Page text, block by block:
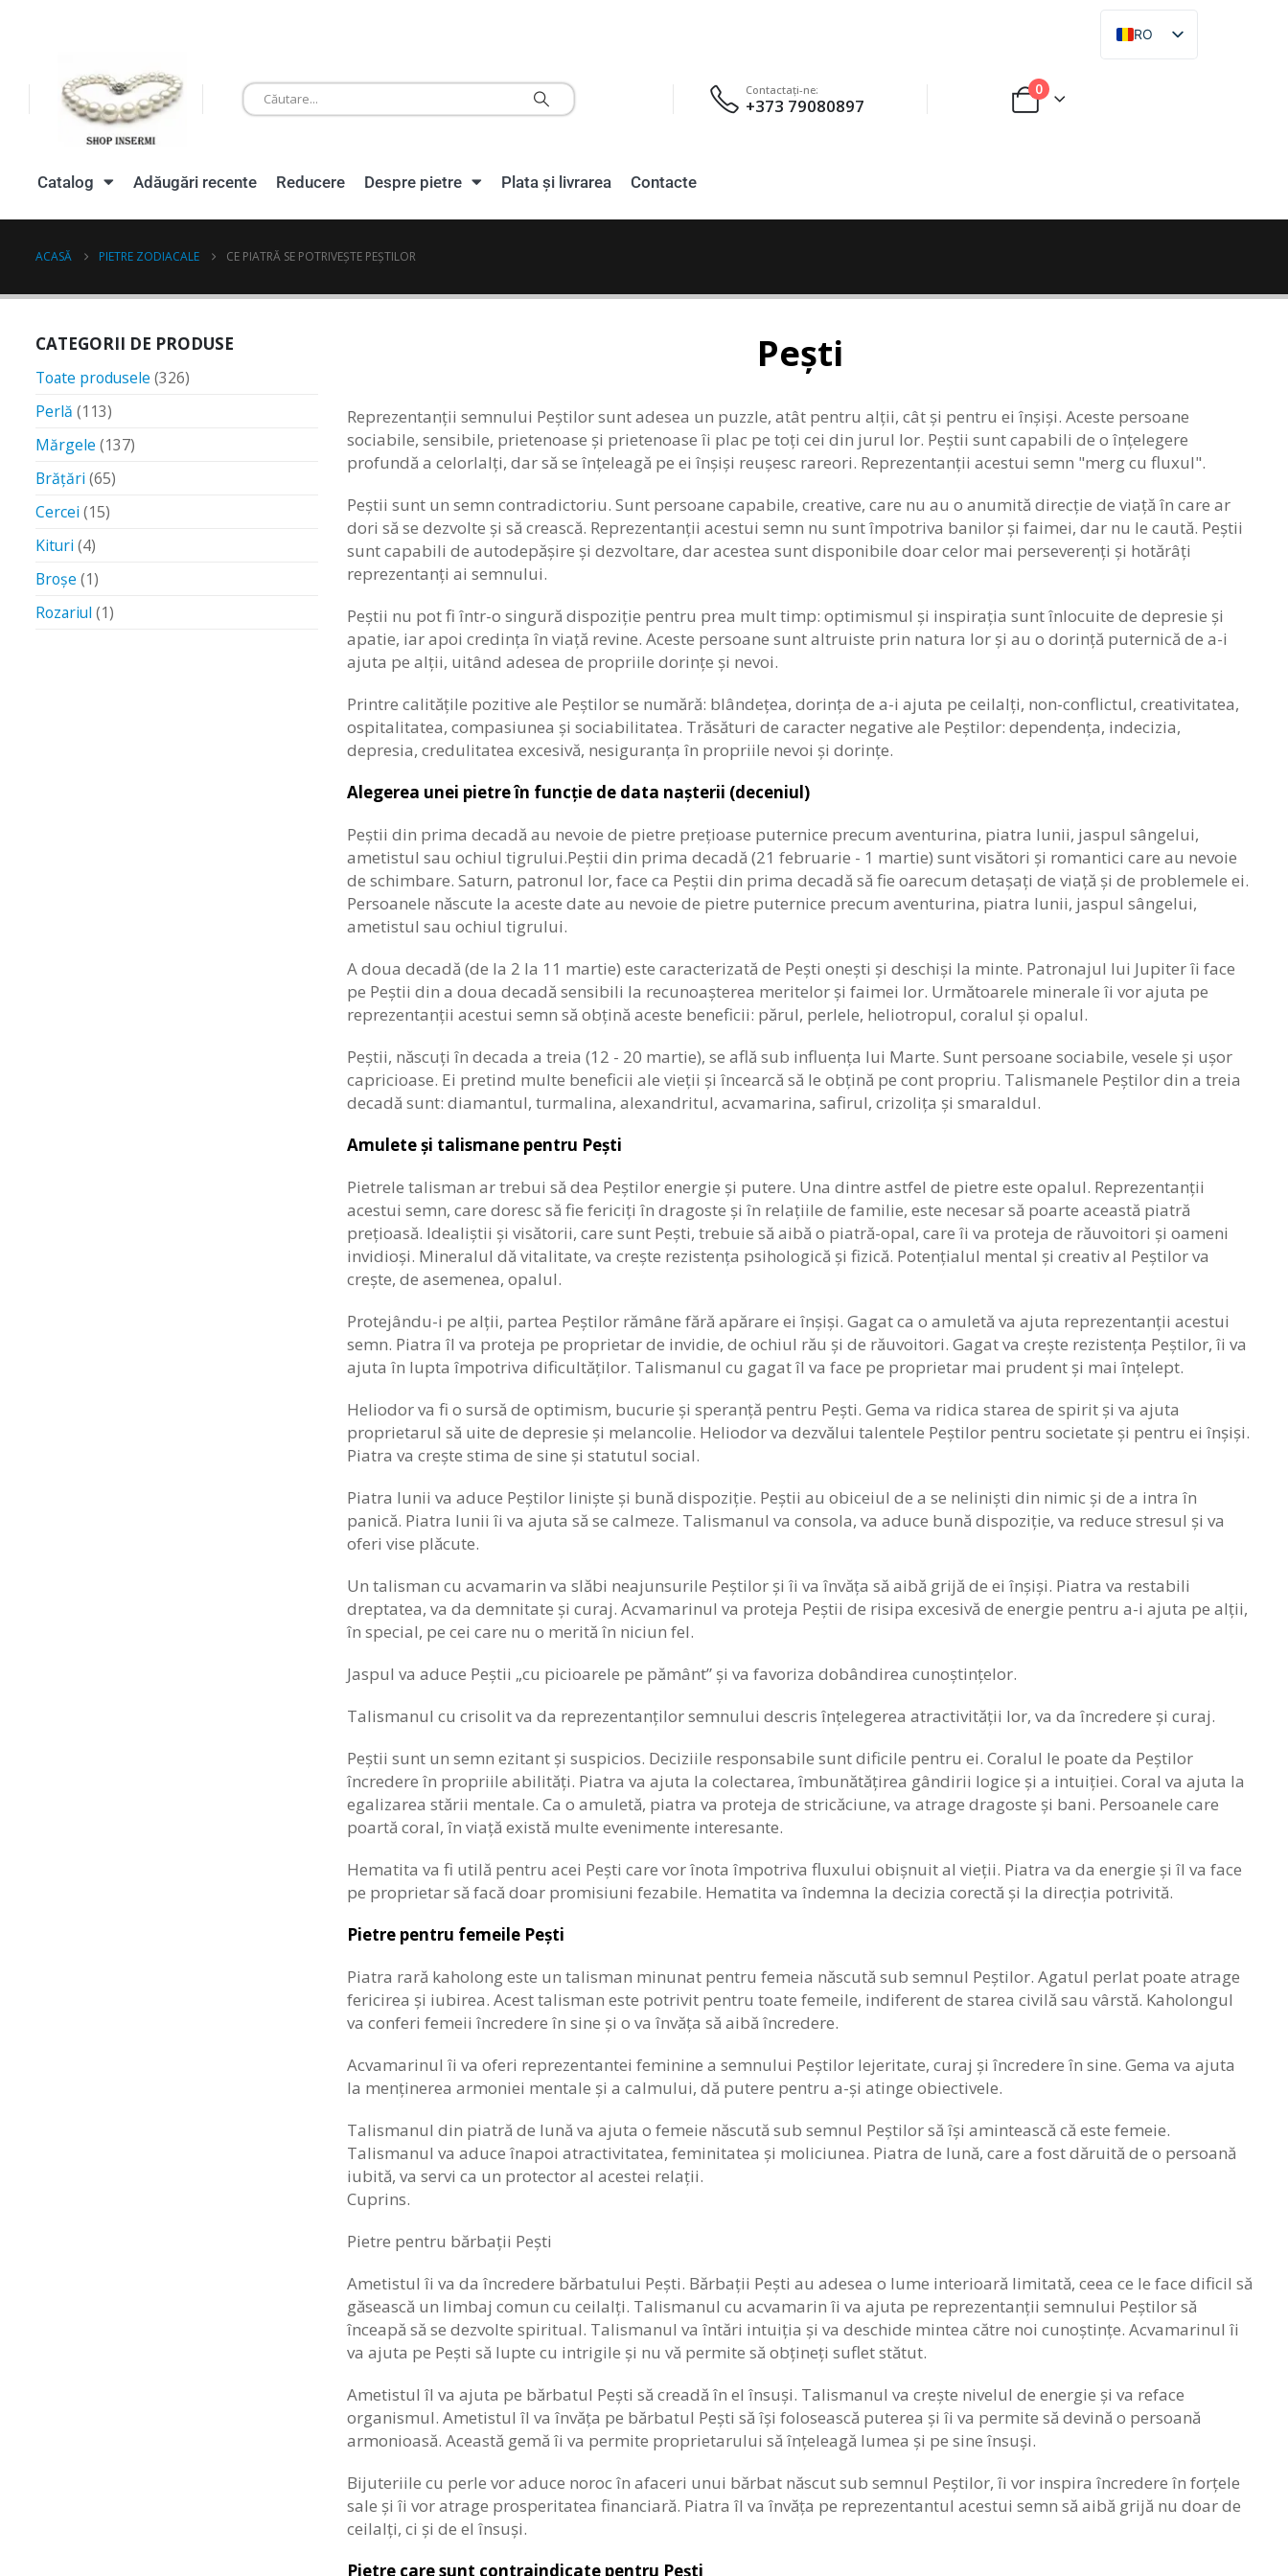
RO
RU
Contactaţi-ne:
+373 79080897
0
Catalog Adăugări recente Reducere Despre pietre Plata și livrarea Contacte
ACASĂ PIETRE ZODIACALE CE PIATRĂ SE POTRIVEȘTE PEȘTILOR
Pești
Reprezentanții semnului Peștilor sunt adesea un puzzle, atât pentru alții, cât și pentru ei înșiși. Aceste persoane
sociabile, sensibile, prietenoase și prietenoase îi plac pe toți cei din jurul lor. Peștii sunt capabili de o înțelegere
profundă a celorlalți, dar să se înțeleagă pe ei înșiși reușesc rareori. Reprezentanții acestui semn "merg cu fluxul".
Peștii sunt un semn contradictoriu. Sunt persoane capabile, creative, care nu au o anumită direcție de viață în care ar
dori să se dezvolte și să crească. Reprezentanții acestui semn nu sunt împotriva banilor și faimei, dar nu le caută. Peștii
sunt capabili de autodepășire și dezvoltare, dar acestea sunt disponibile doar celor mai perseverenți și hotărâți
reprezentanți ai semnului.
Peștii nu pot fi într-o singură dispoziție pentru prea mult timp: optimismul și inspirația sunt înlocuite de depresie și
apatie, iar apoi credința în viață revine. Aceste persoane sunt altruiste prin natura lor și au o dorință puternică de a-i
ajuta pe alții, uitând adesea de propriile dorințe și nevoi.
Printre calitățile pozitive ale Peștilor se numără: blândețea, dorința de a-i ajuta pe ceilalți, non-conflictul, creativitatea,
ospitalitatea, compasiunea și sociabilitatea. Trăsături de caracter negative ale Peștilor: dependența, indecizia,
depresia, credulitatea excesivă, nesiguranța în propriile nevoi și dorințe.
Alegerea unei pietre în funcție de data nașterii (deceniul)
Peștii din prima decadă au nevoie de pietre prețioase puternice precum aventurina, piatra lunii, jaspul sângelui,
ametistul sau ochiul tigrului.Peștii din prima decadă (21 februarie - 1 martie) sunt visători și romantici care au nevoie
de schimbare. Saturn, patronul lor, face ca Peștii din prima decadă să fie oarecum detașați de viață și de problemele ei.
Persoanele născute la aceste date au nevoie de pietre puternice precum aventurina, piatra lunii, jaspul sângelui,
ametistul sau ochiul tigrului.
A doua decadă (de la 2 la 11 martie) este caracterizată de Pești onești și deschiși la minte. Patronajul lui Jupiter îi face
pe Peștii din a doua decadă sensibili la recunoașterea meritelor și faimei lor. Următoarele minerale îi vor ajuta pe
reprezentanții acestui semn să obțină aceste beneficii: părul, perlele, heliotropul, coralul și opalul.
Peștii, născuți în decada a treia (12 - 20 martie), se află sub influența lui Marte. Sunt persoane sociabile, vesele și ușor
capricioase. Ei pretind multe beneficii ale vieții și încearcă să le obțină pe cont propriu. Talismanele Peștilor din a treia
decadă sunt: diamantul, turmalina, alexandritul, acvamarina, safirul, crizolița și smaraldul.
Amulete și talismane pentru Pești
Pietrele talisman ar trebui să dea Peștilor energie și putere. Una dintre astfel de pietre este opalul. Reprezentanții
acestui semn, care doresc să fie fericiți în dragoste și în relațiile de familie, este necesar să poarte această piatră
prețioasă. Idealiștii și visătorii, care sunt Pești, trebuie să aibă o piatră-opal, care îi va proteja de răuvoitori și oameni
invidioși. Mineralul dă vitalitate, va crește rezistența psihologică și fizică. Potențialul mental și creativ al Peștilor va
crește, de asemenea, opalul.
Protejându-i pe alții, partea Peștilor rămâne fără apărare ei înșiși. Gagat ca o amuletă va ajuta reprezentanții acestui
semn. Piatra îl va proteja pe proprietar de invidie, de ochiul rău și de răuvoitori. Gagat va crește rezistența Peștilor, îi va
ajuta în lupta împotriva dificultăților. Talismanul cu gagat îl va face pe proprietar mai prudent și mai înțelept.
Heliodor va fi o sursă de optimism, bucurie și speranță pentru Pești. Gema va ridica starea de spirit și va ajuta
proprietarul să uite de depresie și melancolie. Heliodor va dezvălui talentele Peștilor pentru societate și pentru ei înșiși.
Piatra va crește stima de sine și statutul social.
Piatra lunii va aduce Peștilor liniște și bună dispoziție. Peștii au obiceiul de a se neliniști din nimic și de a intra în
panică. Piatra lunii îi va ajuta să se calmeze. Talismanul va consola, va aduce bună dispoziție, va reduce stresul și va
oferi vise plăcute.
Un talisman cu acvamarin va slăbi neajunsurile Peștilor și îi va învăța să aibă grijă de ei înșiși. Piatra va restabili
dreptatea, va da demnitate și curaj. Acvamarinul va proteja Peștii de risipa excesivă de energie pentru a-i ajuta pe alții,
în special, pe cei care nu o merită în niciun fel.
Jaspul va aduce Peștii „cu picioarele pe pământ” și va favoriza dobândirea cunoștințelor.
Talismanul cu crisolit va da reprezentanților semnului descris înțelegerea atractivității lor, va da încredere și curaj.
Peștii sunt un semn ezitant și suspicios. Deciziile responsabile sunt dificile pentru ei. Coralul le poate da Peștilor
încredere în propriile abilități. Piatra va ajuta la colectarea, îmbunătățirea gândirii logice și a intuiției. Coral va ajuta la
egalizarea stării mentale. Ca o amuletă, piatra va proteja de stricăciune, va atrage dragoste și bani. Persoanele care
poartă coral, în viață există multe evenimente interesante.
Hematita va fi utilă pentru acei Pești care vor înota împotriva fluxului obișnuit al vieții. Piatra va da energie și îl va face
pe proprietar să facă doar promisiuni fezabile. Hematita va îndemna la decizia corectă și la direcția potrivită.
Pietre pentru femeile Pești
Piatra rară kaholong este un talisman minunat pentru femeia născută sub semnul Peștilor. Agatul perlat poate atrage
fericirea și iubirea. Acest talisman este potrivit pentru toate femeile, indiferent de starea civilă sau vârstă. Kaholongul
va conferi femeii încredere în sine și o va învăța să aibă încredere.
Acvamarinul îi va oferi reprezentantei feminine a semnului Peștilor lejeritate, curaj și încredere în sine. Gema va ajuta
la menținerea armoniei mentale și a calmului, dă putere pentru a-și atinge obiectivele.
Talismanul din piatră de lună va ajuta o femeie născută sub semnul Peștilor să își amintească că este femeie.
Talismanul va aduce înapoi atractivitatea, feminitatea și moliciunea. Piatra de lună, care a fost dăruită de o persoană
iubită, va servi ca un protector al acestei relații.
Cuprins.
Pietre pentru bărbații Pești
Ametistul îi va da încredere bărbatului Pești. Bărbații Pești au adesea o lume interioară limitată, ceea ce le face dificil să
găsească un limbaj comun cu ceilalți. Talismanul cu acvamarin îi va ajuta pe reprezentanții semnului Peștilor să
înceapă să se dezvolte spiritual. Talismanul va întări intuiția și va deschide mintea către noi cunoștințe. Acvamarinul îi
va ajuta pe Pești să lupte cu intrigile și nu vă permite să obțineți suflet stătut.
Ametistul îl va ajuta pe bărbatul Pești să creadă în el însuși. Talismanul va crește nivelul de energie și va reface
organismul. Ametistul îl va învăța pe bărbatul Pești să își folosească puterea și îi va permite să devină o persoană
armonioasă. Această gemă îi va permite proprietarului să înțeleagă lumea și pe sine însuși.
Bijuteriile cu perle vor aduce noroc în afaceri unui bărbat născut sub semnul Peștilor, îi vor inspira încredere în forțele
sale și îi vor atrage prosperitatea financiară. Piatra îl va învăța pe reprezentantul acestui semn să aibă grijă nu doar de
ceilalți, ci și de el însuși.
Pietre care sunt contraindicate pentru Pești
CATEGORII DE PRODUSE
Toate produsele (326)
Perlă (113)
Mărgele (137)
Brățări (65)
Cercei (15)
Kituri (4)
Broșe (1)
Rozariul (1)